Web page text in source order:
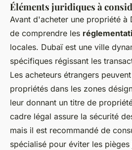
Éléments juridiques à
Avant d'acheter une propriété à
de comprendre les
locales. Dubaï est une ville
spécifiques régissant les
Les acheteurs étrangers
propriétés dans les zones
leur donnant un titre de
cadre légal assure la sécurité
mais il est recommandé de
spécialisé pour éviter les